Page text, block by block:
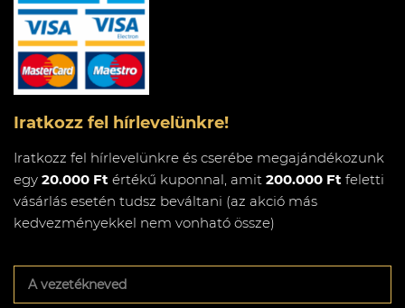
Iratkozz fel hírlevelünkre!
Iratkozz fel hírlevelünkre és cserébe megajándékozunk
egy 20.000 Ft értékű kuponnal, amit 200.000 Ft feletti
vásárlás esetén tudsz beváltani (az akció más
kedvezményekkel nem vonható össze)
vezetékneved